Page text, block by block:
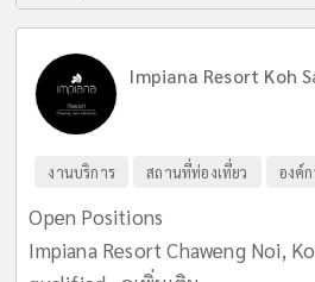
Impiana Resort Koh
งานบริการ สถานที่ท่องเที่ยว องค์
Open Positions
Impiana Resort Chaweng Noi,